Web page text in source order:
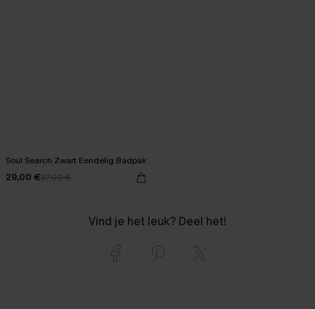
Soul Search Zwart Eendelig Badpak
29,00 €37,00 €
Vind je het leuk? Deel het!